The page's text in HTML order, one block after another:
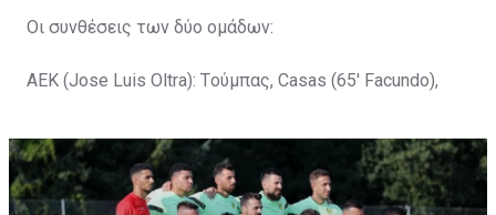
Οι συνθέσεις των δύο ομάδων:
ΑΕΚ (Jose Luis Oltra): Tούμπας, Casas (65' Facundo),
Gyurcso), Κaptoum (46' Καψής (65' Mάμας), Roberge (65'
Tomovic), Aνδρέου (65' Angel) , Κωνσταντή (65' Sol),
Τζιωρτζής (65' Faraj), Κατελάρης (65' Milicevic).